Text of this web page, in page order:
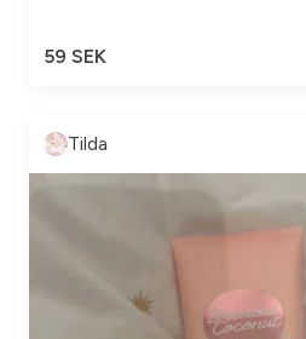
59 SEK
Tilda